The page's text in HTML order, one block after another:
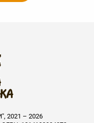
2021 – 2026